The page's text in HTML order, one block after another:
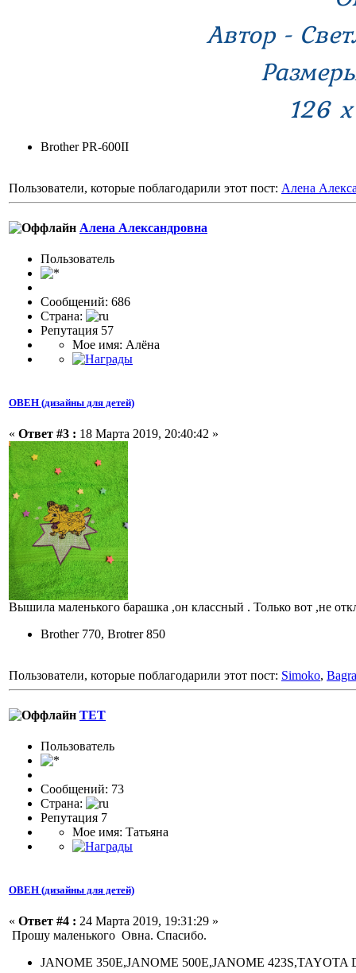
Автор -
126
Brother PR-600II
Пользователи, которые поблагодарили этот пост: Алена
Алена Александровна
Пользовaтeль
Сообщений: 686
Страна:
Репутация 57
Мое имя: Алёна
ОВЕН (дизайны для детей)
« Ответ #3 : 18 Марта 2019, 20:40:42 »
Вышила маленького барашка ,он классный . Только вот ,не
Brother 770, Brotrer 850
Пользователи, которые поблагодарили этот пост: Simoko,
TET
Пользовaтeль
Сообщений: 73
Страна:
Репутация 7
Мое имя: Татьяна
ОВЕН (дизайны для детей)
« Ответ #4 : 24 Марта 2019, 19:31:29 »
Прошу маленького Овна. Спасибо.
JANOME 350E,JANOME 500E,JANOME 423S,TAYOTA